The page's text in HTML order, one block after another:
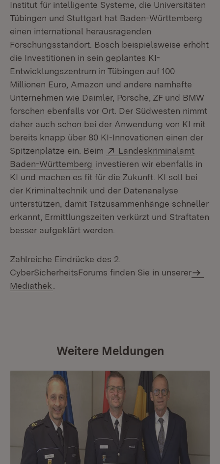
Institut für intelligente Systeme, die Universitäten
Tübingen und Stuttgart hat Baden-Württemberg
einen international herausragenden
Forschungsstandort. Bosch beispielsweise erhöht
die Investitionen in sein geplantes KI-
Entwicklungszentrum in Tübingen auf 100
Millionen Euro, Amazon und andere namhafte
Unternehmen wie Daimler, Porsche, ZF und BMW
forschen ebenfalls vor Ort. Der Südwesten nimmt
daher auch schon bei der Anwendung von KI mit
bereits knapp über 80 KI-Innovationen einen der
Spitzenplätze ein. Beim
Extern:
Landeskriminalamt
Baden-Württemberg (Öffnet in neuem Fenster)
investieren wir ebenfalls in
KI und machen es fit für die Zukunft. KI soll bei
der Kriminaltechnik und der Datenanalyse
unterstützen, damit Tatzusammenhänge schneller
erkannt, Ermittlungszeiten verkürzt und Straftaten
besser aufgeklärt werden.
Zahlreiche Eindrücke des 2.
CyberSicherheitsForums finden Sie in unserer
Mediathek
Weitere Meldungen